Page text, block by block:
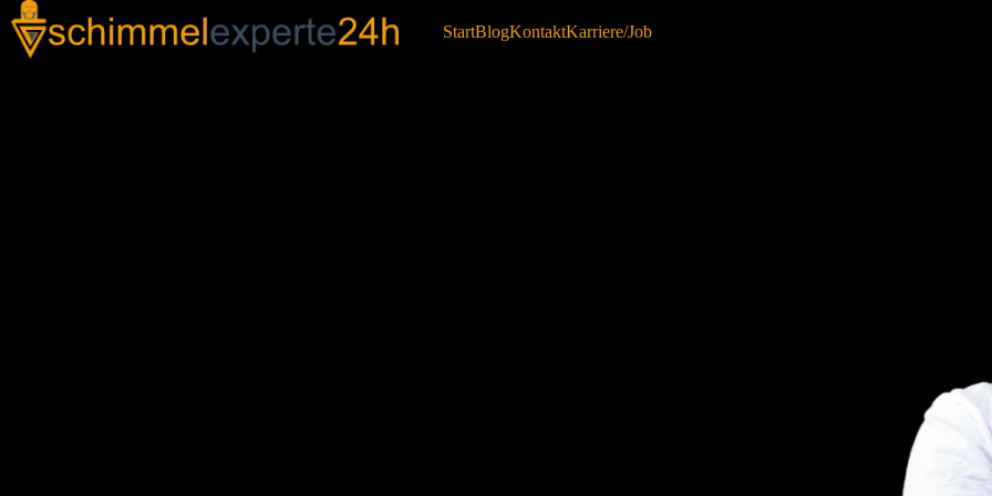
StartBlogKontaktKarriere/Job